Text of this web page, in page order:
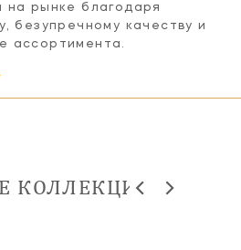
на рынке благодаря
безупречному качеству и
ассортимента.
КОЛЛЕКЦИИ